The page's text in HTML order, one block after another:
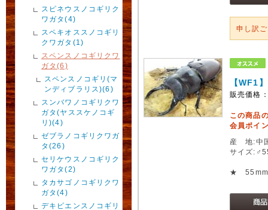
スピネウスノコギリク
ワガタ(4)
スペキオススノコギリ
クワガタ(1)
スペンスノコギリクワ
ガタ(6)
スペンスノコギリ(マ
ンディブラリス)(6)
スンバワノコギリクワ
ガタ(ヤススケノコギ
リ)(4)
ゼブラノコギリクワガ
タ(26)
セリケウスノコギリク
ワガタ(2)
タカサゴノコギリクワ
ガタ(4)
デキピエンスノコギリ
申し訳
【WF1
販売価格
この商品
会員ポイ
産 地:中
サイズ
★ 55mm